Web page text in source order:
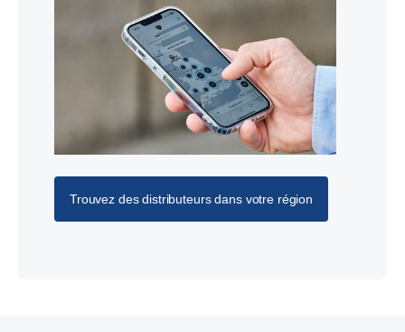
Trouvez des distributeurs dans votre région